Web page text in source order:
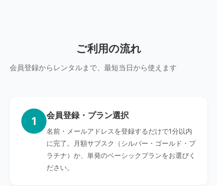
ご利用の流れ
会員登録からレンタルまで、最短当日から使えます
1 会員登録・プラン選択
名前・メールアドレスを登録するだけで1分以内
に完了。月額サブスク（シルバー・ゴールド・プ
ラチナ）か、単発のベーシックプランをお選びく
ださい。